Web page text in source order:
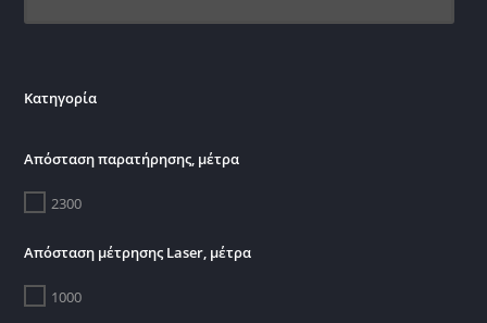
Κατηγορία
Απόσταση παρατήρησης, μέτρα
2300
Απόσταση μέτρησης Laser, μέτρα
1000